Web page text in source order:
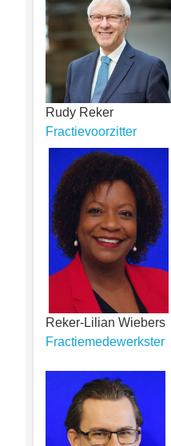
Rudy Reker
Fractievoorzitter
Reker-Lilian Wiebers
Fractiemedewerkster